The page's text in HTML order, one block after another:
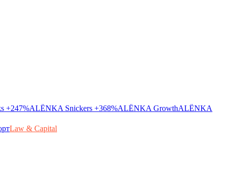
+247%ALЁNKA Snickers +368%ALЁNKA GrowthALЁNKA
Law & Capital